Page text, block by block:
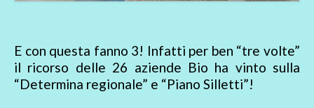
E con questa fanno 3! Infatti per ben “tre volte”
il ricorso delle 26 aziende Bio ha vinto sulla
“Determina regionale” e “Piano Silletti”!